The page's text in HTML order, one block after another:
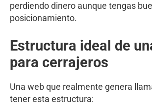
perdiendo dinero aunque tengas
posicionamiento.
Estructura ideal de
para cerrajeros
Una web que realmente genera
tener esta estructura: